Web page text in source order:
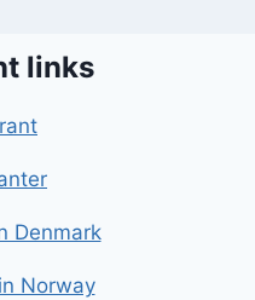
links
Denmark
Norway